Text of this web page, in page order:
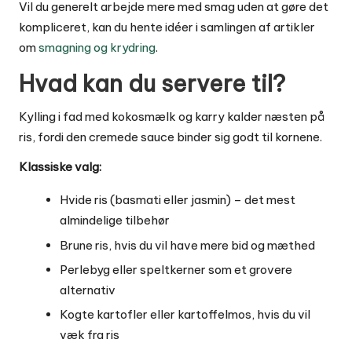
Vil du generelt arbejde mere med smag uden at gøre det
kompliceret, kan du hente idéer i samlingen af artikler
omsmagning og krydring.
Hvad kan du servere til?
Kylling i fad med kokosmælk og karry kalder næsten på
ris, fordi den cremede sauce binder sig godt til kornene.
Klassiske valg:
Hvide ris (basmati eller jasmin) – det mest
almindelige tilbehør
Brune ris, hvis du vil have mere bid og mæthed
Perlebyg eller speltkerner som et grovere
alternativ
Kogte kartofler eller kartoffelmos, hvis du vil
væk fra ris